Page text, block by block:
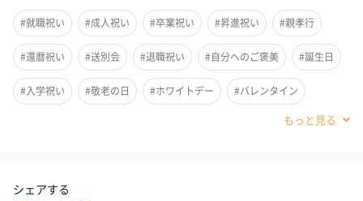
ぬいぐるみやグッズ、文具、コスメ入れに。側面にデコレーショ
ンできる帯の透明シート1枚付きなのでデコレーションして自分だ
けの推し活ポーチが作れます。背面の扉にはトレカやミニアクス
タなどが入るマチのないポケット付き。ここにもデコレーション
#就職祝い #成人祝い #卒業祝い #昇進祝い #親孝行
#還暦祝い #送別会 #退職祝い #自分へのご褒美 #誕生日
#入学祝い #敬老の日 #ホワイトデー #バレンタイン
#部下男性
#女子大学生
シェアする